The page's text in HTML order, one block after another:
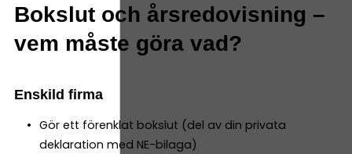
Bokslut och årsredovisning –
vem måste göra vad?
Enskild firma
Gör ett förenklat bokslut (del av din privata
deklaration med NE-bilaga)